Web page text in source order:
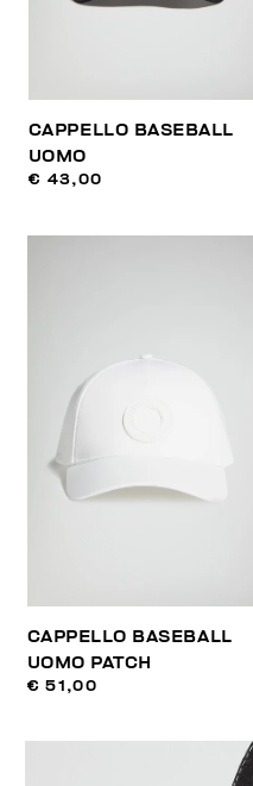
CAPPELLO BASEBALL
UOMO
€ 43,00
CAPPELLO BASEBALL
UOMO PATCH
€ 51,00